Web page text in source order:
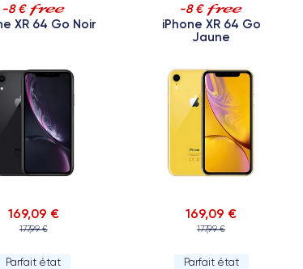
-8 €
XR 64 Go Noir
169,09 €
177,99 €
Parfait état
-8 €
iPhone XR 64 Go
Jaune
169,09 €
177,99 €
Parfait état